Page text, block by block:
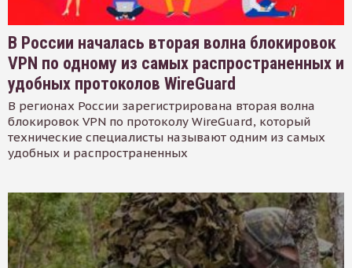
В России началась вторая волна блокировок
VPN по одному из самых распространенных и
удобных протоколов WireGuard
В регионах России зарегистрирована вторая волна
блокировок VPN по протоколу WireGuard, который
технические специалисты называют одним из самых
удобных и распространенных